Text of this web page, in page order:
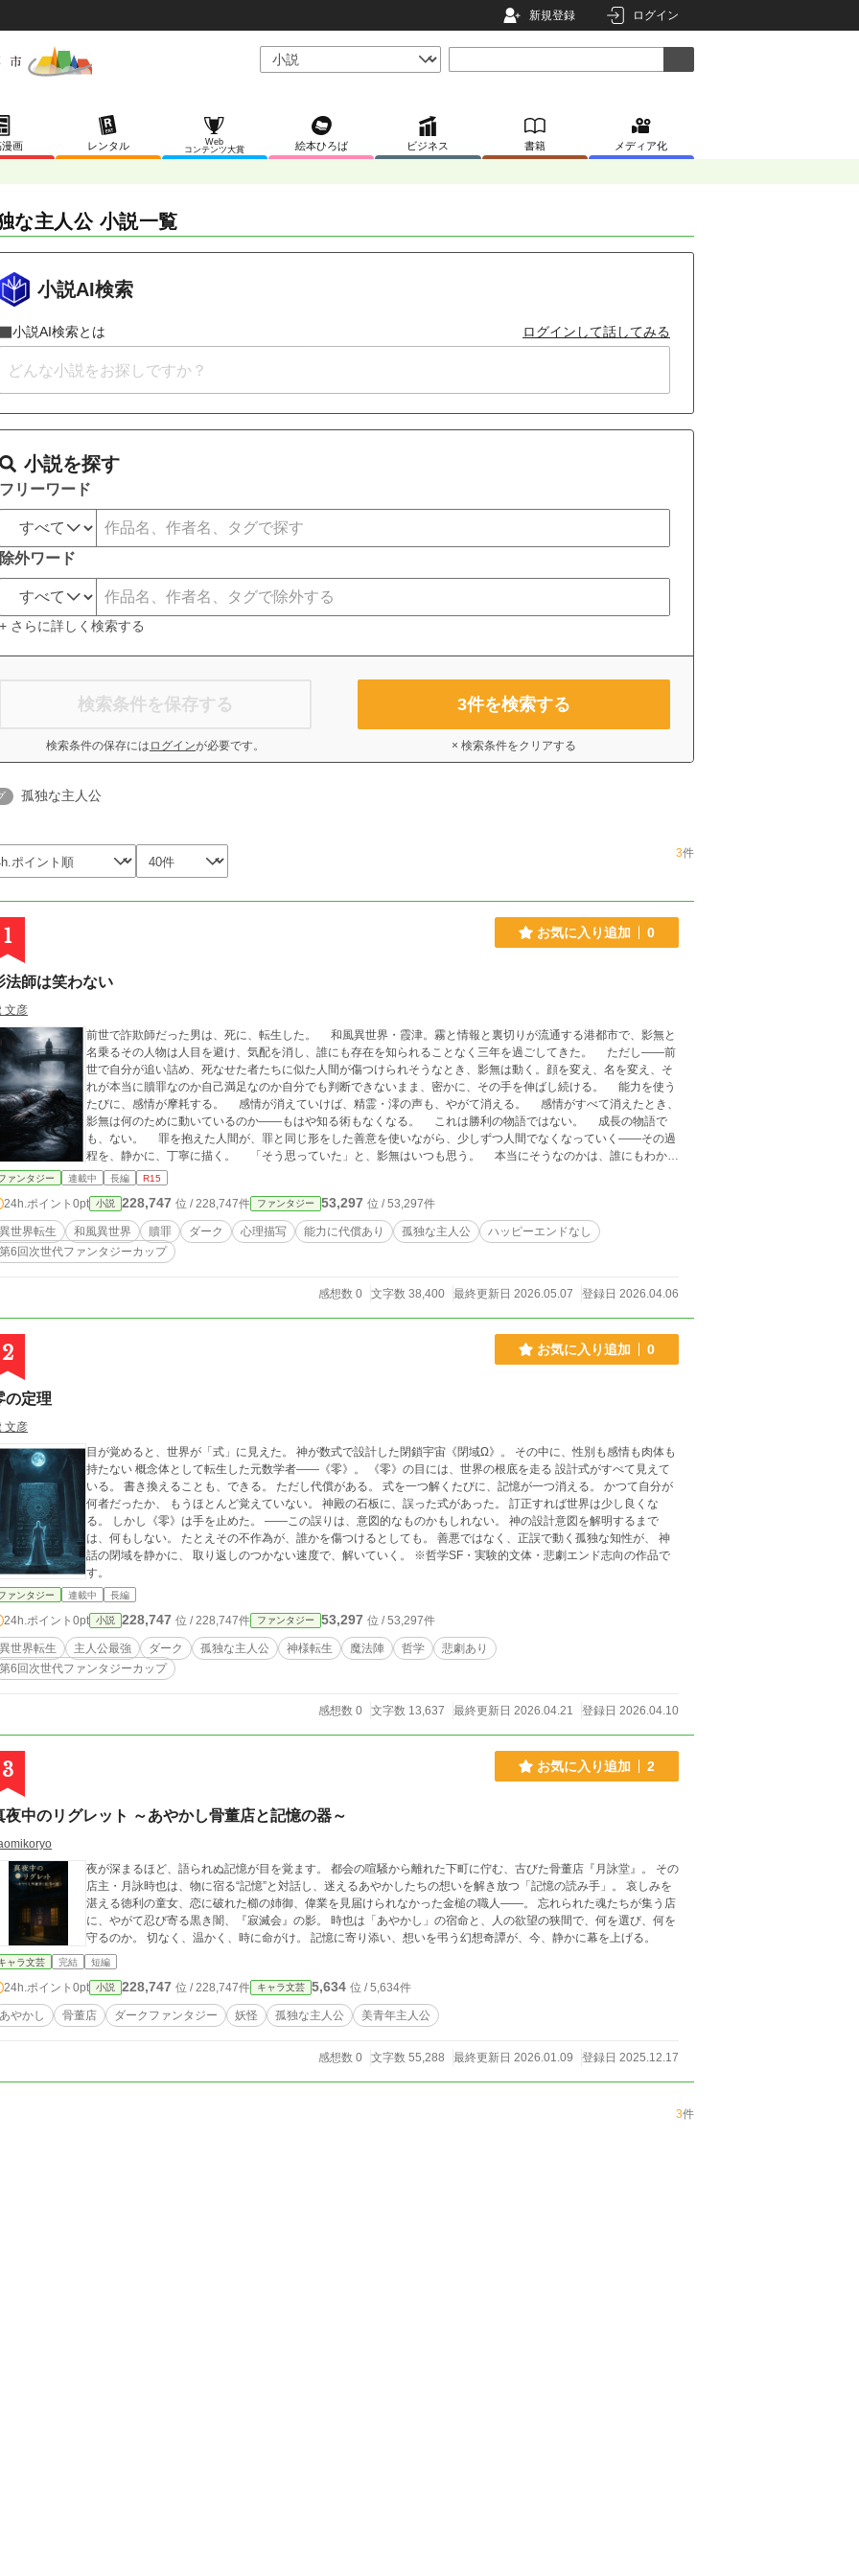
新規登録 ログイン
画 レンタル
Web
コンテンツ大賞
絵本ひろば ビジネス 書籍 メディア化
な主人公 小説一覧
小説AI検索
小説AI検索とは ログインして話してみる
小説を探す
フリーワード
除外ワード
+ さらに詳しく検索する
検索条件を保存する
検索条件の保存には ログインが必要です。
3件を検索する
× 検索条件をクリアする
孤独な主人公
3件
1 お気に入り追加 0
法師は笑わない
文彦
前世で詐欺師だった男は、死に、転生した。 和風異世界・霞津。霧と情報と裏切りが流通する港都市で、影無と
名乗るその人物は人目を避け、気配を消し、誰にも存在を知られることなく三年を過ごしてきた。 ただし——前
世で自分が追い詰め、死なせた者たちに似た人間が傷つけられそうなとき、影無は動く。顔を変え、名を変え、そ
れが本当に贖罪なのか自己満足なのか自分でも判断できないまま、密かに、その手を伸ばし続ける。 能力を使う
たびに、感情が摩耗する。 感情が消えていけば、精霊・澪の声も、やがて消える。 感情がすべて消えたとき、
影無は何のために動いているのか——もはや知る術もなくなる。 これは勝利の物語ではない。 成長の物語で
も、ない。 罪を抱えた人間が、罪と同じ形をした善意を使いながら、少しずつ人間でなくなっていく——その過
程を、静かに、丁寧に描く。 「そう思っていた」と、影無はいつも思う。 本当にそうなのかは、誰にもわから
ない。
ァンタジー 連載中 長編 R15
24h.ポイント 0pt 小説 228,747 位 / 228,747件 ファンタジー 53,297 位 / 53,297件
異世界転生 和風異世界 贖罪 ダーク 心理描写 能力に代償あり 孤独な主人公
ハッピーエンドなし
第6回次世代ファンタジーカップ
感想数 0 文字数 38,400 最終更新日 2026.05.07 登録日 2026.04.06
2 お気に入り追加 0
の定理
文彦
目が覚めると、世界が「式」に見えた。 神が数式で設計した閉鎖宇宙《閉域Ω》。 その中に、性別も感情も肉体も
持たない 概念体として転生した元数学者——《零》。 《零》の目には、世界の根底を走る 設計式がすべて見えて
いる。 書き換えることも、できる。 ただし代償がある。 式を一つ解くたびに、記憶が一つ消える。 かつて自分が
何者だったか、 もうほとんど覚えていない。 神殿の石板に、誤った式があった。 訂正すれば世界は少し良くな
る。 しかし《零》は手を止めた。 ——この誤りは、意図的なものかもしれない。 神の設計意図を解明するまで
は、何もしない。 たとえその不作為が、誰かを傷つけるとしても。 善悪ではなく、正誤で動く孤独な知性が、 神
話の閉域を静かに、 取り返しのつかない速度で、解いていく。 ※哲学SF・実験的文体・悲劇エンド志向の作品で
す。
ァンタジー 連載中 長編
24h.ポイント 0pt 小説 228,747 位 / 228,747件 ファンタジー 53,297 位 / 53,297件
異世界転生 主人公最強 ダーク 孤独な主人公 神様転生 魔法陣 哲学
悲劇あり
第6回次世代ファンタジーカップ
感想数 0 文字数 13,637 最終更新日 2026.04.21 登録日 2026.04.10
3 お気に入り追加 2
夜中のリグレット ～あやかし骨董店と記憶の器～
夜が深まるほど、語られぬ記憶が目を覚ます。 都会の喧騒から離れた下町に佇む、古びた骨董店『月詠堂』。 その
店主・月詠時也は、物に宿る“記憶”と対話し、迷えるあやかしたちの想いを解き放つ「記憶の読み手」。 哀しみを
湛える徳利の童女、恋に破れた櫛の姉御、偉業を見届けられなかった金槌の職人――。 忘れられた魂たちが集う店
に、やがて忍び寄る黒き闇、『寂滅会』の影。 時也は「あやかし」の宿命と、人の欲望の狭間で、何を選び、何を
守るのか。 切なく、温かく、時に命がけ。 記憶に寄り添い、想いを弔う幻想奇譚が、今、静かに幕を上げる。
ャラ文芸 完結 短編
24h.ポイント 0pt 小説 228,747 位 / 228,747件 キャラ文芸 5,634 位 / 5,634件
あやかし 骨董店 ダークファンタジー 妖怪 孤独な主人公 美青年主人公
感想数 0 文字数 55,288 最終更新日 2026.01.09 登録日 2025.12.17
3件